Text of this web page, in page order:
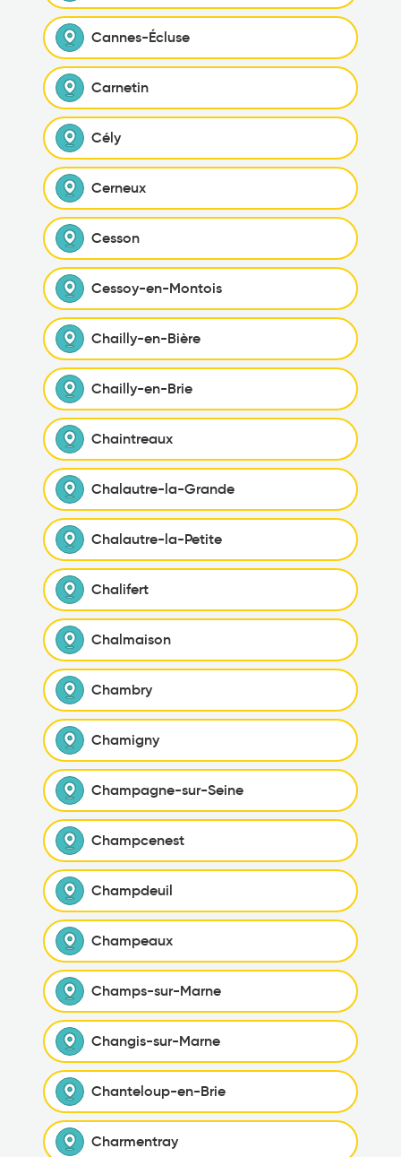
Cannes-Écluse
Carnetin
Cély
Cerneux
Cesson
Cessoy-en-Montois
Chailly-en-Bière
Chailly-en-Brie
Chaintreaux
Chalautre-la-Grande
Chalautre-la-Petite
Chalifert
Chalmaison
Chambry
Chamigny
Champagne-sur-Seine
Champcenest
Champdeuil
Champeaux
Champs-sur-Marne
Changis-sur-Marne
Chanteloup-en-Brie
Charmentray